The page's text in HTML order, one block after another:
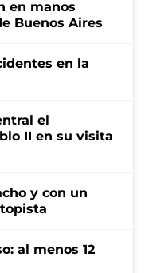
en manos
Buenos Aires
en la
el
II en su visita
y con un
al menos 12